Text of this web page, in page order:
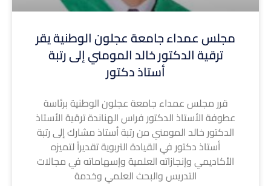
مجلس عمداء جامعة عجلون الوطنية يقر
ترقية الدكتور خالد المومني إلى رتبة
أستاذ دكتور
قرر مجلس عمداء جامعة عجلون الوطنية برئاسة
عطوفة الأستاذ الدكتور فراس الهناندة ترقية الأستاذ
الدكتور خالد المومني من رتبة أستاذ مشارك إلى رتبة
أستاذ دكتور في القيادة التربوية تقديراً لتميزه
الأكاديمي وإنجازاته العلمية وإسهاماته في مجالات
التدريس والبحث العلمي وخدمة